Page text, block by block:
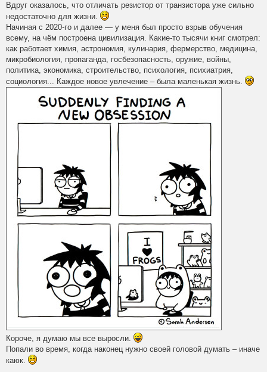
Вдруг оказалось, что отличать резистор от транзистора уже сильно
недостаточно для жизни.
Начиная с 2020-го и далее — у меня был просто взрыв обучения
всему, на чём построена цивилизация. Какие-то тысячи книг смотрел:
как работает химия, астрономия, кулинария, фермерство, медицина,
микробиология, пропаганда, госбезопасность, оружие, войны,
политика, экономика, строительство, психология, психиатрия,
социология... Каждое новое увлечение – была маленькая жизнь.
Короче, я думаю мы все выросли.
Попали во время, когда наконец нужно своей головой думать – иначе
каюк.